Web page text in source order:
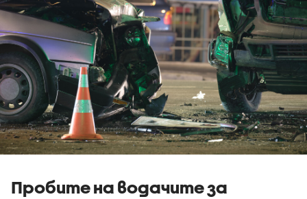
Пробите на водачите за